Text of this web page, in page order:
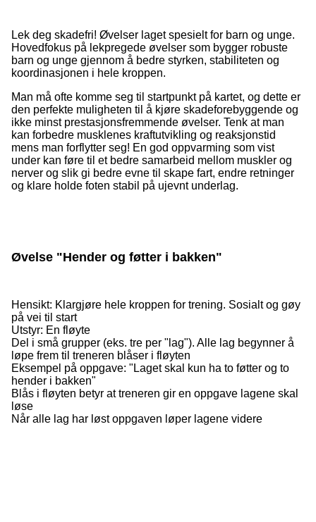
Lek deg skadefri! Øvelser laget spesielt for barn og unge.
Hovedfokus på lekpregede øvelser som bygger robuste
barn og unge gjennom å bedre styrken, stabiliteten og
koordinasjonen i hele kroppen.
Man må ofte komme seg til startpunkt på kartet, og dette er
den perfekte muligheten til å kjøre skadeforebyggende og
ikke minst prestasjonsfremmende øvelser. Tenk at man
kan forbedre musklenes kraftutvikling og reaksjonstid
mens man forflytter seg! En god oppvarming som vist
under kan føre til et bedre samarbeid mellom muskler og
nerver og slik gi bedre evne til skape fart, endre retninger
og klare holde foten stabil på ujevnt underlag.
Øvelse "Hender og føtter i bakken"
Hensikt: Klargjøre hele kroppen for trening. Sosialt og gøy
på vei til start
Utstyr: En fløyte
Del i små grupper (eks. tre per "lag"). Alle lag begynner å
løpe frem til treneren blåser i fløyten
Eksempel på oppgave: "Laget skal kun ha to føtter og to
hender i bakken"
Blås i fløyten betyr at treneren gir en oppgave lagene skal
løse
Når alle lag har løst oppgaven løper lagene videre